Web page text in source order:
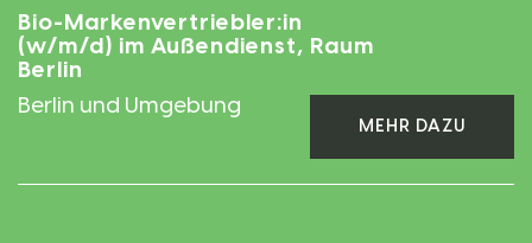
Bio-Markenvertriebler:in
(w/m/d) im Außendienst, Raum
Berlin
Berlin und Umgebung
MEHR DAZU